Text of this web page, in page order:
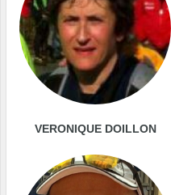
VERONIQUE DOILLON